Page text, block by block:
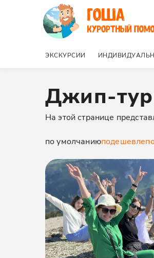
ЭКСКУРСИИ
Джип-
На этой странице
по умолчаниюподешевле